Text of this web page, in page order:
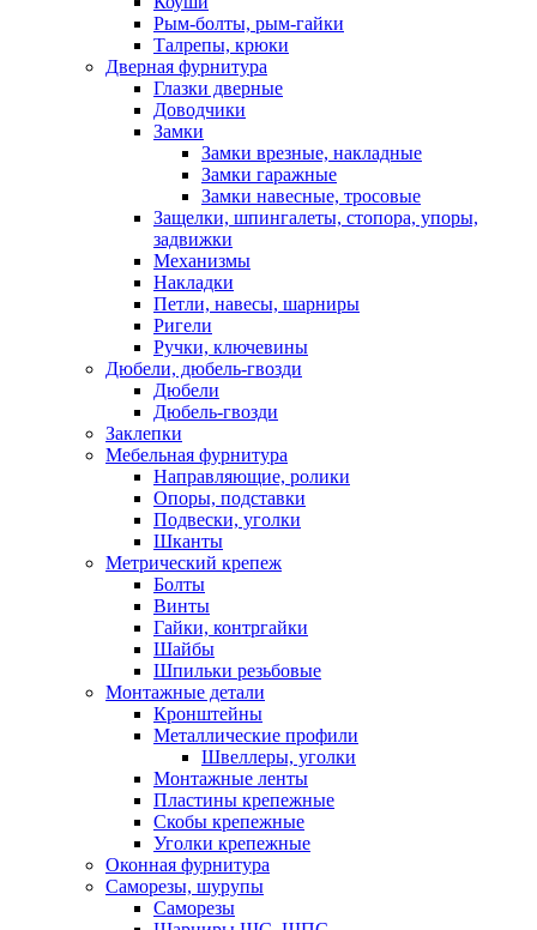
Рым-болты, рым-гайки
Талрепы, крюки
Дверная фурнитура
Глазки дверные
Доводчики
Замки
Замки врезные, накладные
Замки гаражные
Замки навесные, тросовые
Защелки, шпингалеты, стопора, упоры,
задвижки
Механизмы
Накладки
Петли, навесы, шарниры
Ригели
Ручки, ключевины
Дюбели, дюбель-гвозди
Дюбели
Дюбель-гвозди
Заклепки
Мебельная фурнитура
Направляющие, ролики
Опоры, подставки
Подвески, уголки
Шканты
Метрический крепеж
Болты
Винты
Гайки, контргайки
Шайбы
Шпильки резьбовые
Монтажные детали
Кронштейны
Металлические профили
Швеллеры, уголки
Монтажные ленты
Пластины крепежные
Скобы крепежные
Уголки крепежные
Оконная фурнитура
Саморезы, шурупы
Саморезы